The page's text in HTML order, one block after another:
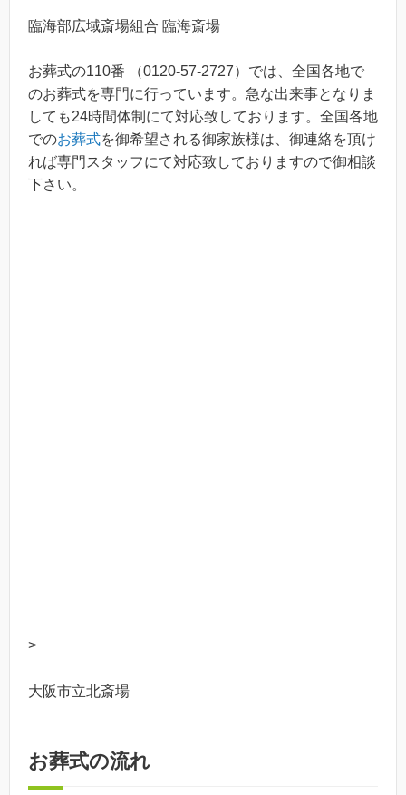
臨海部広域斎場組合 臨海斎場
お葬式の110番 （0120-57-2727）では、全国各地で
のお葬式を専門に行っています。急な出来事となりま
しても24時間体制にて対応致しております。全国各地
でのお葬式を御希望される御家族様は、御連絡を頂け
れば専門スタッフにて対応致しておりますので御相談
下さい。
>
大阪市立北斎場
お葬式の流れ